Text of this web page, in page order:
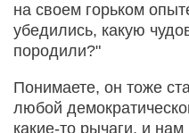
на своем горьком
убедились, какую
породили?"
Понимаете, он тоже
любой
какие-то рычаги, и